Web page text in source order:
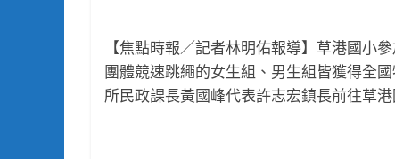
【焦點時報／記者林明佑報導】草港國小
團體競速跳繩的女生組、男生組皆獲得全
所民政課長黃國峰代表許志宏鎮長前往草